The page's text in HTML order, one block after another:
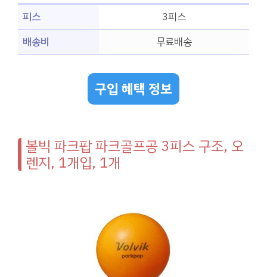
피스
3피스
배송비
무료배송
구입 혜택 정보
볼빅 파크팝 파크골프공 3피스 구조, 오
렌지, 1개입, 1개